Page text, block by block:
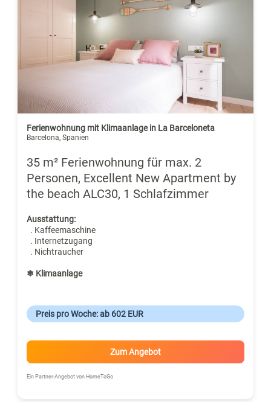
Ferienwohnung mit Klimaanlage in La Barceloneta
Barcelona, Spanien
35 m² Ferienwohnung für max. 2
Personen, Excellent New Apartment by
the beach ALC30, 1 Schlafzimmer
Ausstattung:
. Kaffeemaschine
. Internetzugang
. Nichtraucher
❄ Klimaanlage
Preis pro Woche: ab 602 EUR
Zum Angebot
Ein Partner-Angebot von HomeToGo